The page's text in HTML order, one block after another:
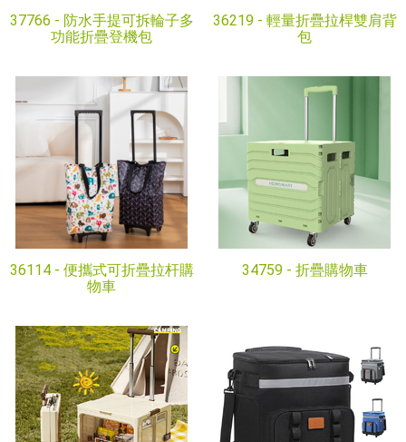
37766 - 防水手提可拆輪子多
功能折疊登機包
36219 - 輕量折疊拉桿雙肩背
包
36114 - 便攜式可折疊拉杆購
物車
34759 - 折疊購物車